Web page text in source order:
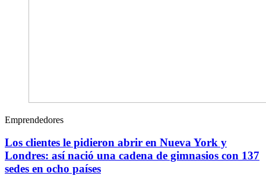
Emprendedores
Los clientes le pidieron abrir en Nueva York y
Londres: así nació una cadena de gimnasios con 137
sedes en ocho países